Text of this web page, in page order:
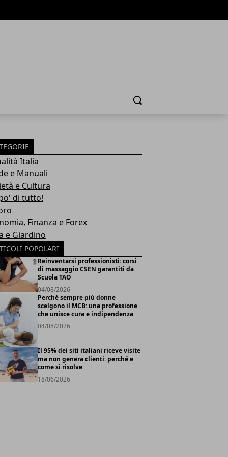
Cerca
Italia
e Manuali
e Cultura
di tutto!
Finanza e Forex
e Giardino
POPOLARI
Reinventarsi professionisti: corsi
di massaggio CSEN garantiti da
Scuola TAO
04/08/2026
Perché sempre più donne
scelgono il MCB: una professione
che unisce cura e indipendenza
04/08/2026
Il 95% dei siti italiani riceve visite
ma non genera clienti: perché e
come si risolve
18/06/2026